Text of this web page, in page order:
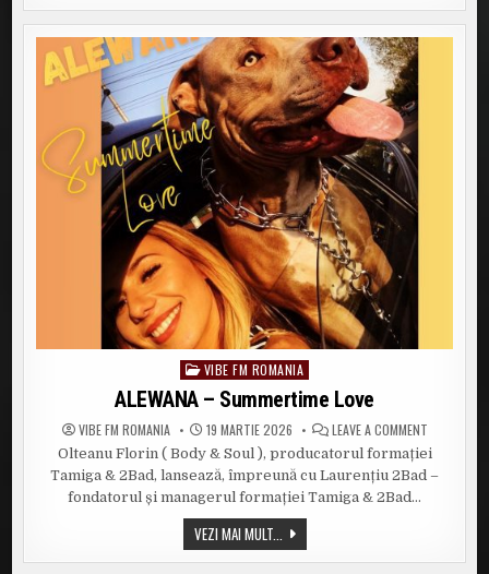
A
FĂCUT
BAGAJELE:
„MĂ
MUT
LA
MAMA”
Posted
in
VIBE FM ROMANIA
ALEWANA – Summertime Love
VIBE FM ROMANIA 19 MARTIE 2026 LEAVE A COMMENTON
–
LOVE
Olteanu Florin ( Body & Soul ), producatorul formației
Tamiga & 2Bad, lansează, împreună cu Laurențiu 2Bad –
fondatorul și managerul formației Tamiga & 2Bad…
VEZI MAI MULT... ALEWANA
–
SUMMERTIME